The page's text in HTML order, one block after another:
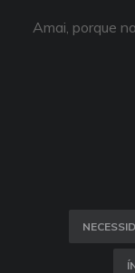
Amai, porque